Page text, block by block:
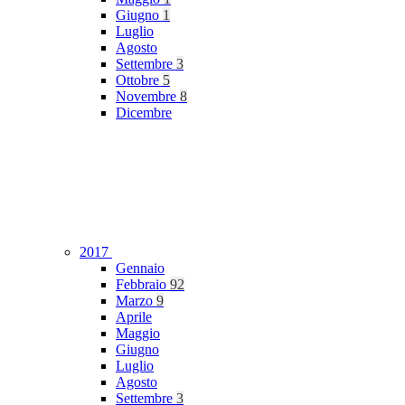
Giugno 1
Luglio
Agosto
Settembre 3
Ottobre 5
Novembre 8
Dicembre
2017
Gennaio
Febbraio 92
Marzo 9
Aprile
Maggio
Giugno
Luglio
Agosto
Settembre 3